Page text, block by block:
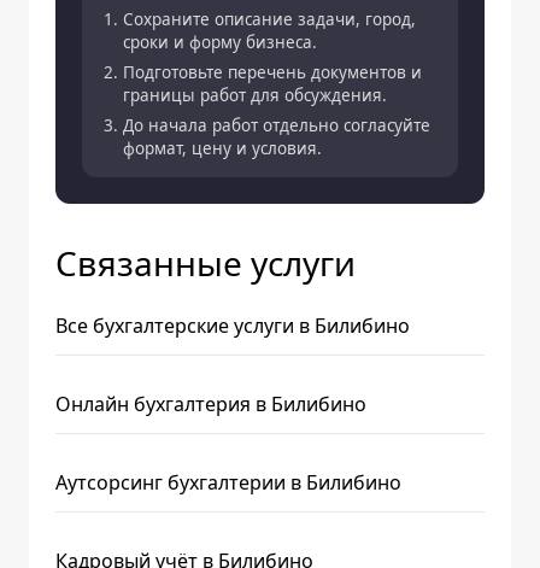
Сохраните описание задачи, город,
сроки и форму бизнеса.
Подготовьте перечень документов и
границы работ для обсуждения.
До начала работ отдельно согласуйте
формат, цену и условия.
Связанные услуги
Все бухгалтерские услуги в Билибино
Онлайн бухгалтерия в Билибино
Аутсорсинг бухгалтерии в Билибино
Кадровый учёт в Билибино